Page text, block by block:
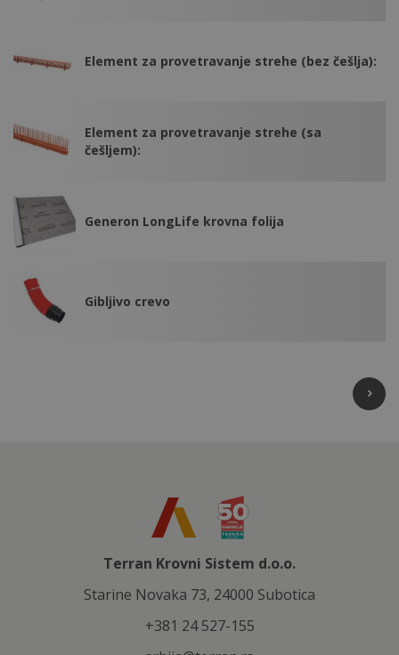
Element za provetravanje strehe (bez češlja):
Element za provetravanje strehe (sa
češljem):
Generon LongLife krovna folija
Gibljivo crevo
Terran Krovni Sistem d.o.o.
Starine Novaka 73, 24000 Subotica
+381 24 527-155